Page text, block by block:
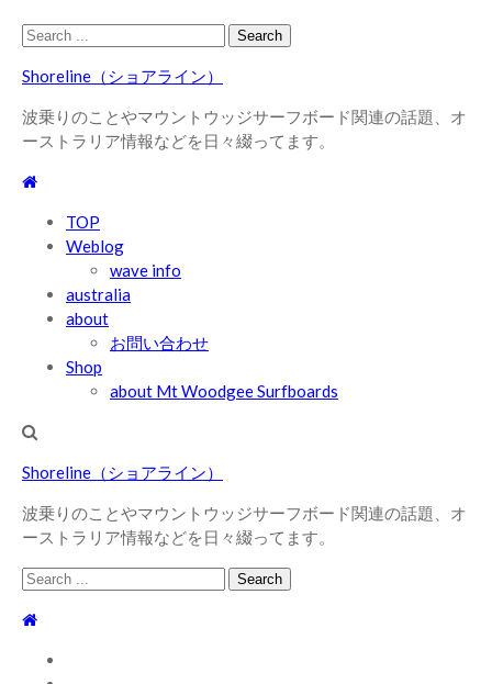
Skip
navigation
Skip
content
Search
Shoreline（ショアライン）
波乗りのことやマウントウッジサーフボード関連の話題、オ
ーストラリア情報などを日々綴ってます。
TOP
Weblog
wave info
australia
about
お問い合わせ
Shop
about Mt Woodgee Surfboards
Shoreline（ショアライン）
波乗りのことやマウントウッジサーフボード関連の話題、オ
ーストラリア情報などを日々綴ってます。
Search